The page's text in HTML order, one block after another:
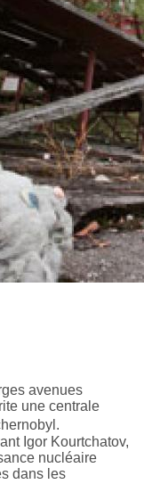
avenues
une centrale
Igor Kourtchatov,
nucléaire
dans les